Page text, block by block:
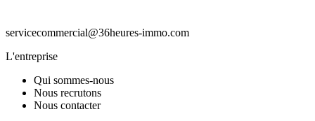
servicecommercial@36heures-immo.com
L'entreprise
Qui sommes-nous
Nous recrutons
Nous contacter